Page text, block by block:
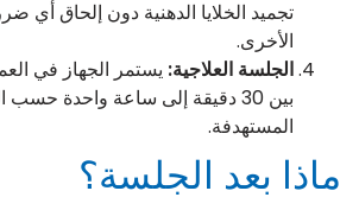
تجميد الخلايا الدهنية دون إلحاق أي
الأخرى.
الجلسة العلاجية: يستمر الجهاز في
بين 30 دقيقة إلى ساعة واحدة حسب
المستهدفة.
ماذا بعد الجلسة؟